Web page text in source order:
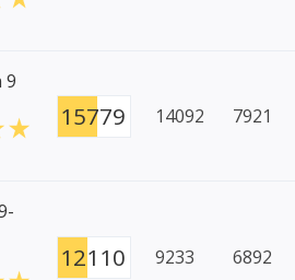
9
15779 14092 7921
12110 9233 6892